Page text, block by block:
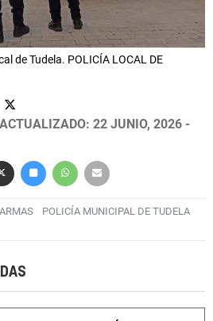
de Tudela. POLICÍA LOCAL DE
ACTUALIZADO: 22 JUNIO, 2026 -
ARMAS
POLICÍA MUNICIPAL DE TUDELA